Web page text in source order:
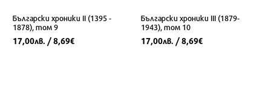
Български хроники ІІ (1395 -
1878), том 9
17,00лв. / 8,69€
Български хроники ІII (1879-
1943), том 10
17,00лв. / 8,69€